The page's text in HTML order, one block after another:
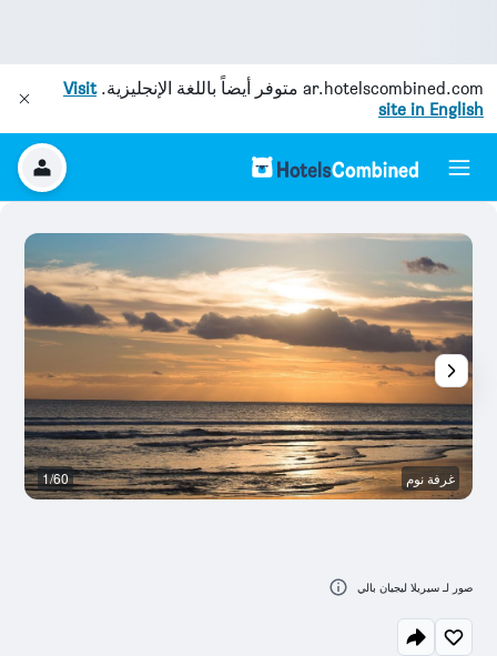
ar.hotelscombined.com متوفر أيضاً باللغة الإنجليزية.Visit
site in English
غرفة نوم 1/60
صور لـ سيريلا ليجيان بالي